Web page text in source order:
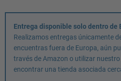
Entrega disponible solo dentro de
Realizamos entregas únicamente
encuentras fuera de Europa, aún
través de Amazon o utilizar
encontrar una tienda asociada